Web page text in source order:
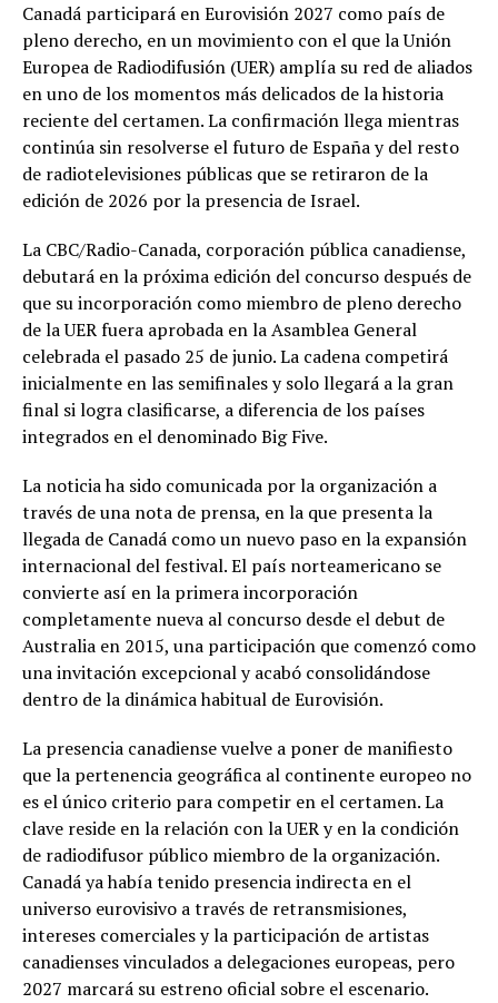
Canadá participará en Eurovisión 2027 como país de
pleno derecho, en un movimiento con el que la Unión
Europea de Radiodifusión (UER) amplía su red de aliados
en uno de los momentos más delicados de la historia
reciente del certamen. La confirmación llega mientras
continúa sin resolverse el futuro de España y del resto
de radiotelevisiones públicas que se retiraron de la
edición de 2026 por la presencia de Israel.
La CBC/Radio-Canada, corporación pública canadiense,
debutará en la próxima edición del concurso después de
que su incorporación como miembro de pleno derecho
de la UER fuera aprobada en la Asamblea General
celebrada el pasado 25 de junio. La cadena competirá
inicialmente en las semifinales y solo llegará a la gran
final si logra clasificarse, a diferencia de los países
integrados en el denominado Big Five.
La noticia ha sido comunicada por la organización a
través de una nota de prensa, en la que presenta la
llegada de Canadá como un nuevo paso en la expansión
internacional del festival. El país norteamericano se
convierte así en la primera incorporación
completamente nueva al concurso desde el debut de
Australia en 2015, una participación que comenzó como
una invitación excepcional y acabó consolidándose
dentro de la dinámica habitual de Eurovisión.
La presencia canadiense vuelve a poner de manifiesto
que la pertenencia geográfica al continente europeo no
es el único criterio para competir en el certamen. La
clave reside en la relación con la UER y en la condición
de radiodifusor público miembro de la organización.
Canadá ya había tenido presencia indirecta en el
universo eurovisivo a través de retransmisiones,
intereses comerciales y la participación de artistas
canadienses vinculados a delegaciones europeas, pero
2027 marcará su estreno oficial sobre el escenario.